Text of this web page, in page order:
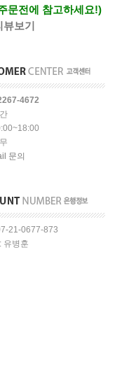
문전에 참고하세요!)
보기
4672
문의
21-0677-873
유병훈